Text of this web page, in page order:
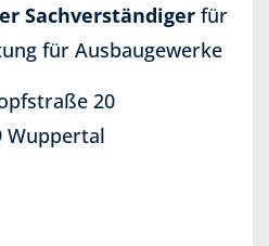
Sachverständigerfür
für Ausbaugewerke
20
Wuppertal